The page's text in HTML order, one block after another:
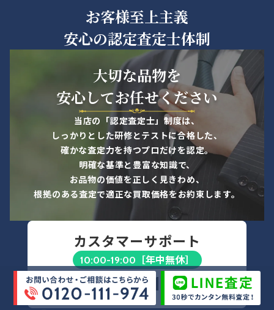
帯やブックレット、説明書は書籍やケー
スの中に入れてご用意ください。
ゲーム機本体のケーブル類は純正品かご
確認ください。
ホビーで外箱・パーツ表等がある場合に
は査定upに繋がるので合わせてご用意く
ださい。
オーディオ・カメラ・家電・楽器
家電製品は電源が繋げるご状態での拝見
となります。
箱や保証書など残っていれば査定upに繋
がるので合わせてご用意ください。
遺品整理やオフィス移転などで点数が多
い場合は一度お見積に伺わせていただき
運び出しが出来ず買取ができないケース
対象品：中～大型家電
一戸建て等の建物内階段を利用して運び
出しをしなければいけないお品物
お客様至上主義
安心の認定査定士体制
大切な品物を
安心してお任せください
当店の「認定査定士」制度は、
しっかりとした研修とテストに合格した、
確かな査定力を持つプロだけを認定。
明確な基準と豊富な知識で、
お品物の価値を正しく見きわめ、
根拠のある査定で適正な買取価格をお約束します。
カスタマーサポート
10:00-19:00 ［年中無休］
0120-111-974